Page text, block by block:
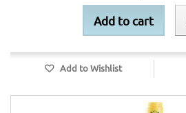
Add to cart
Add to Wishlist